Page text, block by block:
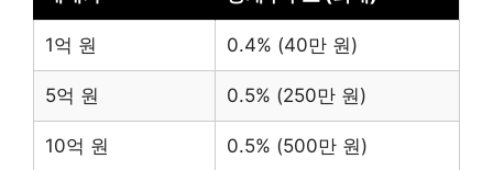
1억 원 0.4% (40만 원)
5억 원 0.5% (250만 원)
10억 원 0.5% (500만 원)